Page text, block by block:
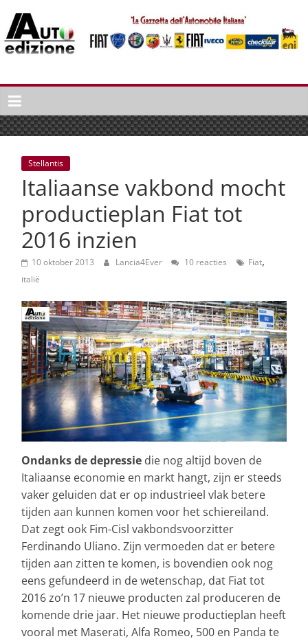
naar
inhoud
Auto
Edizione
La
Gazetta
dell'Automobile
Italiana
autonieuws
lifestyle
Stellantis
Italiaanse vakbond mocht
productieplan Fiat tot
2016 inzien
10 oktober 2013 Lancia4Ever 10 reacties Fiat,
italië
Ondanks de depressie die nog altijd boven de
Italiaanse economie en markt hangt, zijn er steeds
vaker geluiden dat er op industrieel vlak betere
tijden aan kunnen komen voor het schiereiland.
Dat zegt ook Fim-Cisl vakbondsvoorzitter
Ferdinando Uliano. Zijn vermoeden dat er betere
tijden aan zitten te komen, is bovendien ook nog
eens gefundeerd in de wetenschap, dat Fiat tot
2016 zo’n 17 nieuwe producten zal produceren de
komende drie jaar. Het nieuwe productieplan heeft
vooral met Maserati, Alfa Romeo, 500 en Panda te